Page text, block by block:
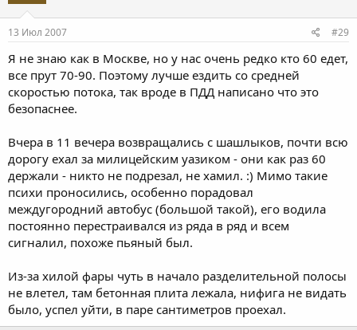
13 Июл 2007 #29
Я не знаю как в Москве, но у нас очень редко кто 60 едет,
все прут 70-90. Поэтому лучше ездить со средней
скоростью потока, так вроде в ПДД написано что это
безопаснее.
Вчера в 11 вечера возвращались с шашлыков, почти всю
дорогу ехал за милицейским уазиком - они как раз 60
держали - никто не подрезал, не хамил. :) Мимо такие
психи проносились, особенно порадовал
междугородний автобус (большой такой), его водила
постоянно перестраивался из ряда в ряд и всем
сигналил, похоже пьяный был.
Из-за хилой фары чуть в начало разделительной полосы
не влетел, там бетонная плита лежала, нифига не видать
было, успел уйти, в паре сантиметров проехал.